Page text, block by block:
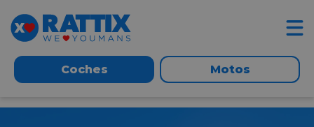
Coches Motos